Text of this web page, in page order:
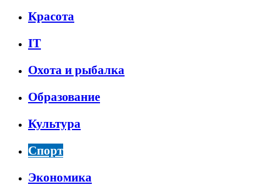
Красота
IT
Охота и рыбалка
Образование
Культура
Спорт
Экономика